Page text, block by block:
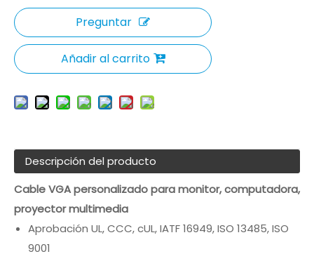
Preguntar
Añadir al carrito
Descripción del producto
Cable VGA personalizado para monitor, computadora,
proyector multimedia
Aprobación UL, CCC, cUL, IATF 16949, ISO 13485, ISO
9001